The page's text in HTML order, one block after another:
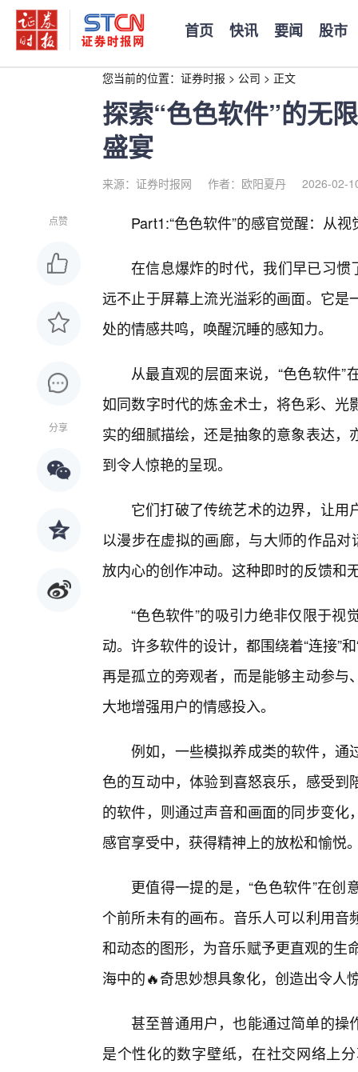
首页 快讯 要闻 股市
您当前的位置： 证券时报 > 公司 > 正文
探索“色色软件”的无
盛宴
来源：证券时报网 作者：欧阳夏丹 2026-02-
点赞
分享
Part1:“色色软件”的感官觉醒：从
在信息爆炸的时代，我们早已习惯
远不止于屏幕上流光溢彩的画面。它
处的情感共鸣，唤醒沉睡的感知力。
从最直观的层面来说，“色色软件
如同数字时代的炼金术士，将色彩、
实的细腻描绘，还是抽象的意象表达
到令人惊艳的呈现。
它们打破了传统艺术的边界，让
以漫步在虚拟的画廊，与大师的作品
放内心的创作冲动。这种即时的反馈和
“色色软件”的吸引力绝非仅限于
动。许多软件的设计，都围绕着“连接”
再是孤立的旁观者，而是能够主动参
大地增强用户的情感投入。
例如，一些模拟养成类的软件，通
色的互动中，体验到喜怒哀乐，感受
的软件，则通过声音和画面的同步变
感官享受中，获得精神上的放松和愉悦
更值得一提的是，“色色软件”在
个前所未有的画布。音乐人可以利用
和动态的图形，为音乐赋予更直观的生
海中的🔥奇思妙想具象化，创造出令人
甚至普通用户，也能通过简单的操
是个性化的数字壁纸，在社交网络上